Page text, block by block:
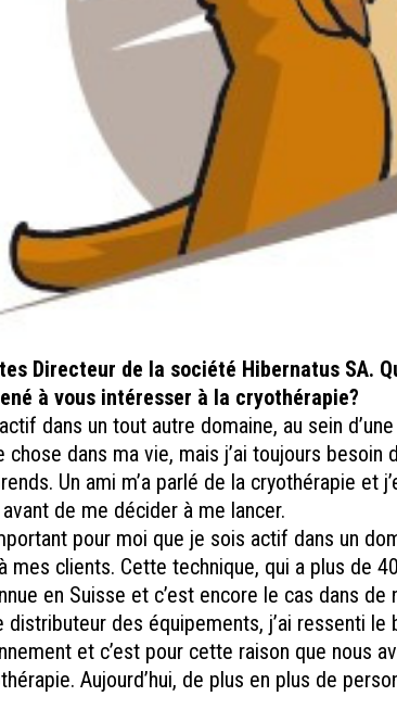
Directeur de la société Hibernatus SA.
à vous intéresser à la cryothérapie?
dans un tout autre domaine, au sein
chose dans ma vie, mais j’ai toujours
Un ami m’a parlé de la cryothérapie et
avant de me décider à me lancer.
pour moi que je sois actif dans un
mes clients. Cette technique, qui a plus de
en Suisse et c’est encore le cas dans de
distributeur des équipements, j’ai ressenti
et c’est pour cette raison que nous
Aujourd’hui, de plus en plus de